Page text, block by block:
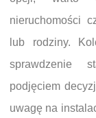
nieruchomości
lub rodziny.
sprawdzenie
podjęciem
uwagę na